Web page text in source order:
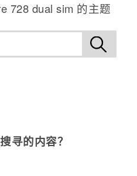
728 dual sim 的主题
寻的内容？